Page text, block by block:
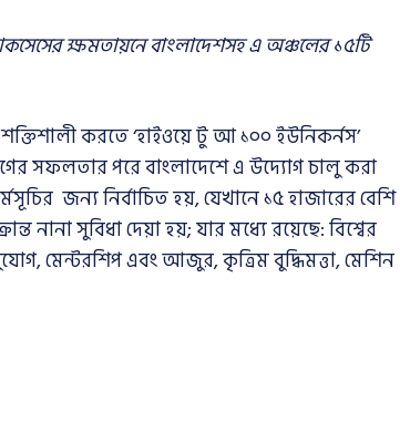
ক্ষমতায়নে বাংলাদেশসহ এ অঞ্চলের ১৫টি
করতে ‘হাইওয়ে টু আ ১০০ ইউনিকর্নস’
সফলতার পরে বাংলাদেশে এ উদ্যোগ চালু করা
জন্য নির্বাচিত হয়, যেখানে ১৫ হাজারের বেশি
নানা সুবিধা দেয়া হয়; যার মধ্যে রয়েছে: বিশ্বের
মেন্টরশিপ এবং আজুর, কৃত্রিম বুদ্ধিমত্তা, মেশিন